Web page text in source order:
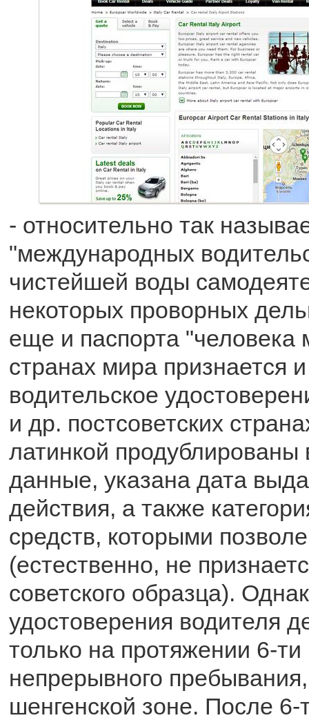
- относительно так
"международных
чистейшей воды
некоторых проворных
еще и паспорта "человека
странах мира признается
водительское
и др. постсоветских
латинкой
данные, указана дата
действия, а также
средств, которыми
(естественно, не
советского образца).
удостоверения водителя
только на протяжении 6-
непрерывного
шенгенской зоне. После 6-